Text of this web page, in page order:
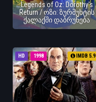
Legends of Oz: Dorothy's
Return / ოზი: ზურმუხტის
ქალაქში დაბრუნება
HD 1998 IMDB 5.9